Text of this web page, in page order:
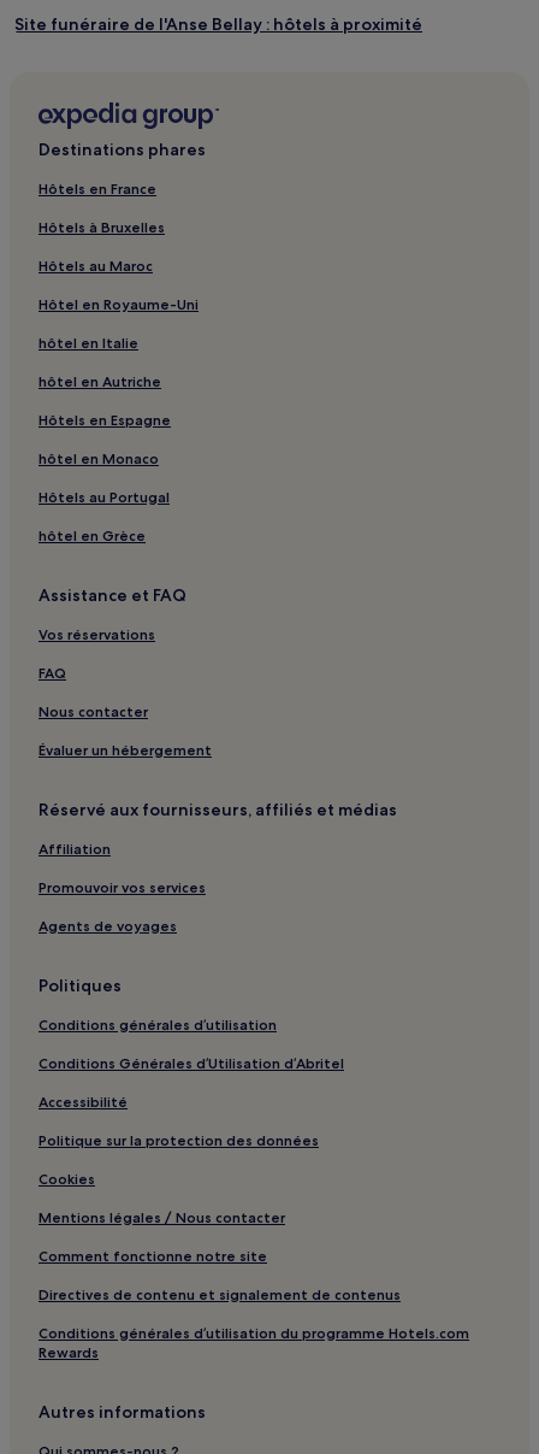
Site funéraire de l'Anse Bellay : hôtels à proximité
Le Vauclin : hôtels Hôtels avec parking
Sainte-Luce : hôtels
Les Anses-d'Arlets : hôtels Hôtels avec parking
Le François : hôtels Hôtels avec parking
Le François : Villas
Le François : hôtels Hôtels d’affaires
Le François : hôtels Hôtels familiaux
Sainte-Anne : hôtels Hôtels avec parking
Sainte-Anne : hôtels
Le Marin : hôtels
Destinations phares
Hôtels en France
Hôtels à Bruxelles
Hôtels au Maroc
Hôtel en Royaume-Uni
hôtel en Italie
hôtel en Autriche
Hôtels en Espagne
hôtel en Monaco
Hôtels au Portugal
hôtel en Grèce
Assistance et FAQ
Vos réservations
FAQ
Nous contacter
Évaluer un hébergement
Réservé aux fournisseurs, affiliés et médias
Affiliation
Promouvoir vos services
Agents de voyages
Politiques
Conditions générales d’utilisation
Conditions Générales d’Utilisation d’Abritel
Accessibilité
Politique sur la protection des données
Cookies
Mentions légales / Nous contacter
Comment fonctionne notre site
Directives de contenu et signalement de contenus
Conditions générales d’utilisation du programme Hotels.com
Rewards
Autres informations